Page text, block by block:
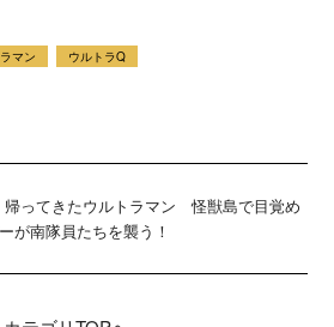
マン ウルトラQ
帰ってきたウルトラマン 怪獣島で目覚め
が南隊員たちを襲う！